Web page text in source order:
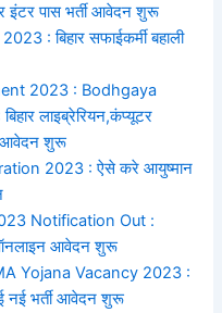
इंटर पास भर्ती आवेदन शुरू
: बिहार सफाईकर्मी बहाली
2023 : Bodhgaya
लाइब्रेरियन,कंप्यूटर
आवेदन शुरू
2023 : ऐसे करे आयुष्मान
Notification Out :
ऑनलाइन आवेदन शुरू
Yojana Vacancy 2023 :
नई भर्ती आवेदन शुरू